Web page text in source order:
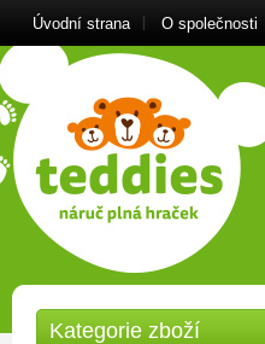
Úvodní strana O společnosti
Kategorie zboží